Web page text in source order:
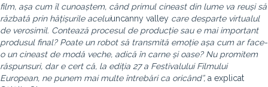
film, așa cum îl cunoaștem, când primul cineast din lume va reuși să
răzbată prin hățișurile aceluiuncanny valley care desparte virtualul
de verosimil. Contează procesul de producție sau e mai important
produsul final? Poate un robot să transmită emoție așa cum ar face-
o un cineast de modă veche, adică în carne și oase? Nu promitem
răspunsuri, dar e cert că, la ediția 27 a Festivalului Filmului
European, ne punem mai multe întrebări ca oricând”, a explicat